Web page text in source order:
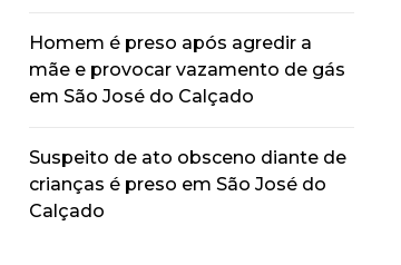
Homem é preso após agredir a
mãe e provocar vazamento de gás
em São José do Calçado
Suspeito de ato obsceno diante de
crianças é preso em São José do
Calçado